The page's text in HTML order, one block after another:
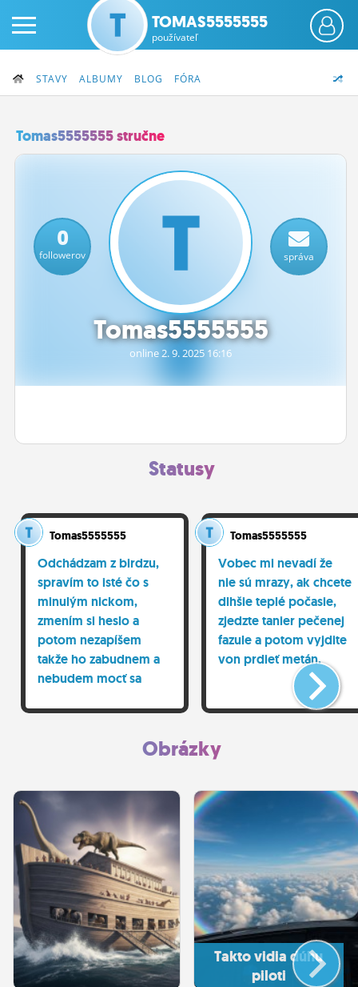
PRIHLÁS SA
ČINŽIAK
FÓRUM
STATUSY
OBRÁZKY
NASTAVENIA
TOMAS5555555
používateľ
STAVY ALBUMY BLOG FÓRA
Tomas5555555 stručne
Tomas5555555
online 2.9.2025 16:16
0
followerov správa
Statusy
Tomas5555555
Odchádzam z birdzu,
spravím to isté čo s
minulým nickom,
zmením si heslo a
potom nezapíšem
takže ho zabudnem a
nebudem mocť sa
mna nereaguje, nikto
nediskutuje,na čo tu
budte si tu sami,
Tomas5555555
Vobec mi nevadí že
nie sú mrazy, ak chcete
dlhšie teplé počasie,
zjedzte tanier pečenej
fazule a potom vyjdite
von prdieť metán.
Obrázky
Takto vidia dúhu
piloti